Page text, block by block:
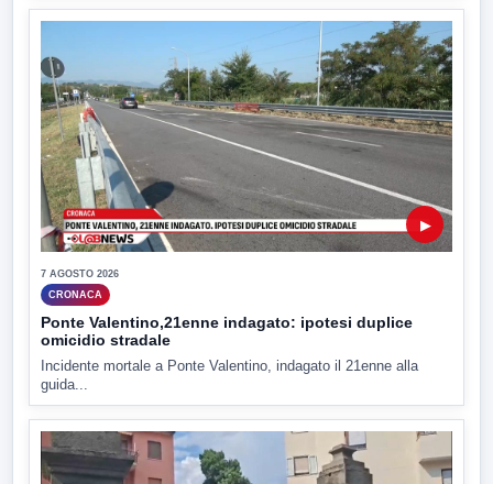
▶
7 AGOSTO 2026
CRONACA
Ponte Valentino,21enne indagato: ipotesi duplice
omicidio stradale
Incidente mortale a Ponte Valentino, indagato il 21enne alla
guida...